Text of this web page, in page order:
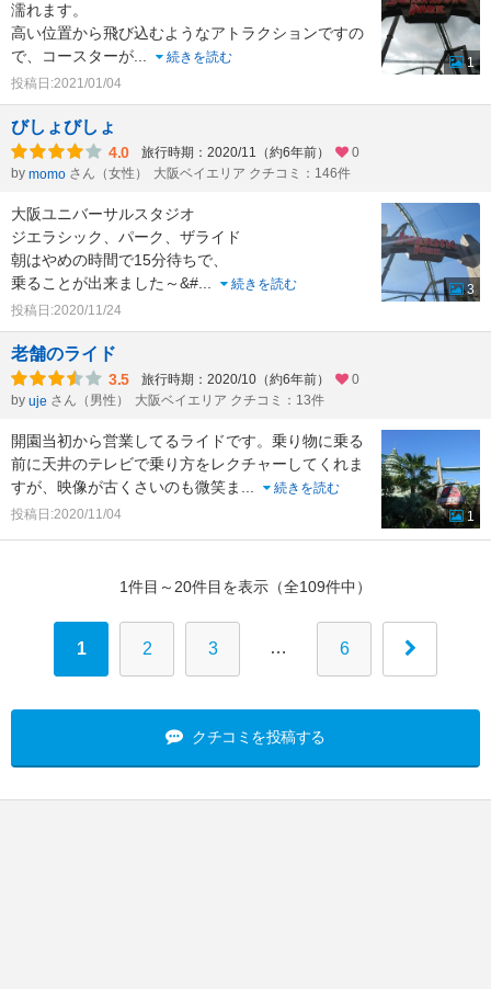
濡れます。
高い位置から飛び込むようなアトラクションですの
で、コースターが...
続きを読む
投稿日:2021/01/04
1
びしょびしょ
4.0 旅行時期：2020/11（約6年前）
0
by momo さん（女性） 大阪ベイエリア クチコミ：146件
大阪ユニバーサルスタジオ
ジエラシック、パーク、ザライド
朝はやめの時間で15分待ちで、
乗ることが出来ました～&#...
続きを読む
投稿日:2020/11/24
3
老舗のライド
3.5 旅行時期：2020/10（約6年前）
0
by uje さん（男性） 大阪ベイエリア クチコミ：13件
開園当初から営業してるライドです。乗り物に乗る
前に天井のテレビで乗り方をレクチャーしてくれま
すが、映像が古くさいのも微笑ま ...
続きを読む
投稿日:2020/11/04
1
1件目～20件目を表示（全109件中）
1 2 3 … 6
クチコミを投稿する